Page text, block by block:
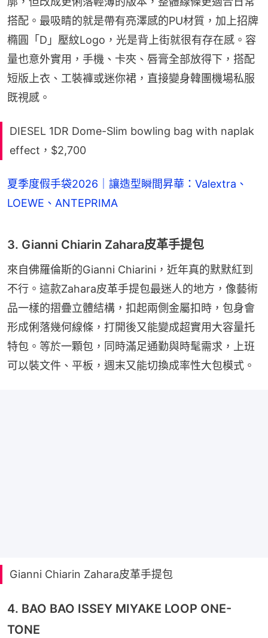
搭配。最吸睛的就是帶有亮澤感的PU材質，加上招牌
橢圓「D」壓紋Logo，光是背上街就很有存在感。容
量也意外實用，手機、卡夾、唇膏全部放得下，搭配
短版上衣、工裝褲或迷你裙，直接變身韓團機場私服
既視感。
DIESEL 1DR Dome-Slim bowling bag with naplak
effect，$2,700
夏季度假手袋2026｜讓造型瞬間昇華：Valextra、
LOEWE、ANTEPRIMA
3. Gianni Chiarin Zahara皮革手提包
來自佛羅倫斯的Gianni Chiarini，近年真的默默紅到
不行。這款Zahara皮革手提包最迷人的地方，像藝術
品一樣的摺疊立體結構，扣起兩側金屬扣時，包身會
形成俐落幾何線條，打開後又能變成超實用大容量托
特包。等於一顆包，同時滿足通勤與時髦需求，上班
可以裝文件、平板，週末又能切換成率性大包模式。
Gianni Chiarin Zahara皮革手提包
4. BAO BAO ISSEY MIYAKE LOOP ONE-
TONE